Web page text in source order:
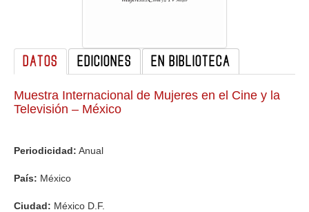
DATOS EDICIONES EN BIBLIOTECA
Muestra Internacional de Mujeres en el Cine y la
Televisión – México
Periodicidad: Anual
País: México
Ciudad: México D.F.